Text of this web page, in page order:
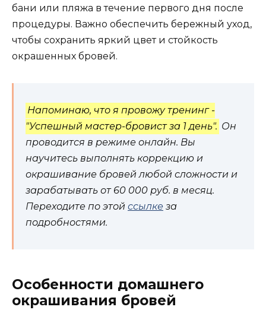
бани или пляжа в течениe первого дня после
процедуры.​ Важно обeспечить бережный уход,
чтобы сохрaнить яркий цвет и стойкость
окрашенных бровей.
Напоминаю, что я провожу тренинг -
"Успешный мастер-бровист за 1 день". Он
проводится в режиме онлайн. Вы
научитесь выполнять коррекцию и
окрашивание бровей любой сложности и
зарабатывать от 60 000 руб. в месяц.
Переходите по этой ссылке за
подробностями.
Особенности домашнего
окрашивaния бровей